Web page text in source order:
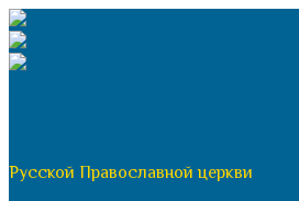
Перейти
к
содержимому
Русской Православной церкви